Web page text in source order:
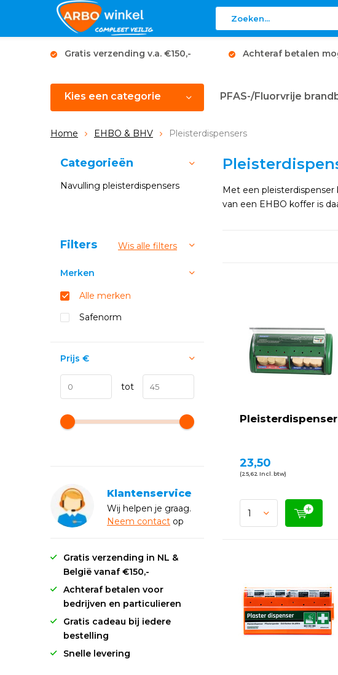
Gratis verzending v.a. €150,- Achteraf betalen
Kies een categorie PFAS-/Fluorvrije
Home EHBO & BHV Pleisterdispensers
Met een pleisterdispenser
van een EHBO koffer is
Pleisterdispenser
23,50
(25,62 Incl. btw)
Categorieën
Navulling pleisterdispensers
Sorteren op:
Filters Wis alle filters
Merken
Alle merken
Safenorm
Prijs €
tot
Klantenservice
Wij helpen je graag.
Neem contact op
Gratis verzending in NL &
België vanaf €150,-
Achteraf betalen voor
bedrijven en particulieren
Gratis cadeau bij iedere
bestelling
Snelle levering